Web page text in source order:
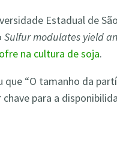
Estadual de
Sulfur modulates yield
na cultura de soja.
“O tamanho da
para a